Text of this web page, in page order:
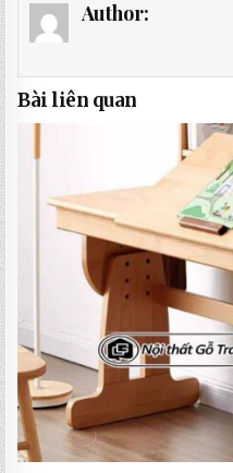
Author:
Bài liên quan